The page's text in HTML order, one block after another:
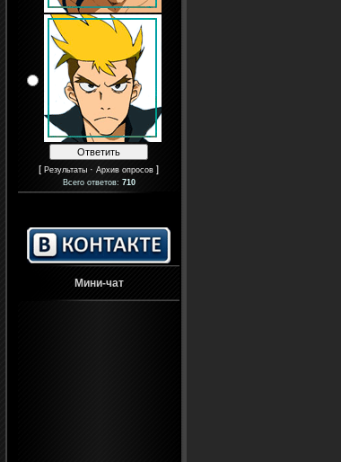
[ Результаты · Архив опросов ]
Всего ответов: 710
Мини-чат